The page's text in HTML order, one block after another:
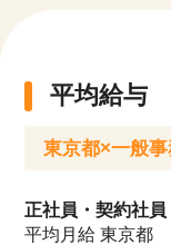
平均給与
東京都×一般
正社員・契約社員
平均月給 東京都